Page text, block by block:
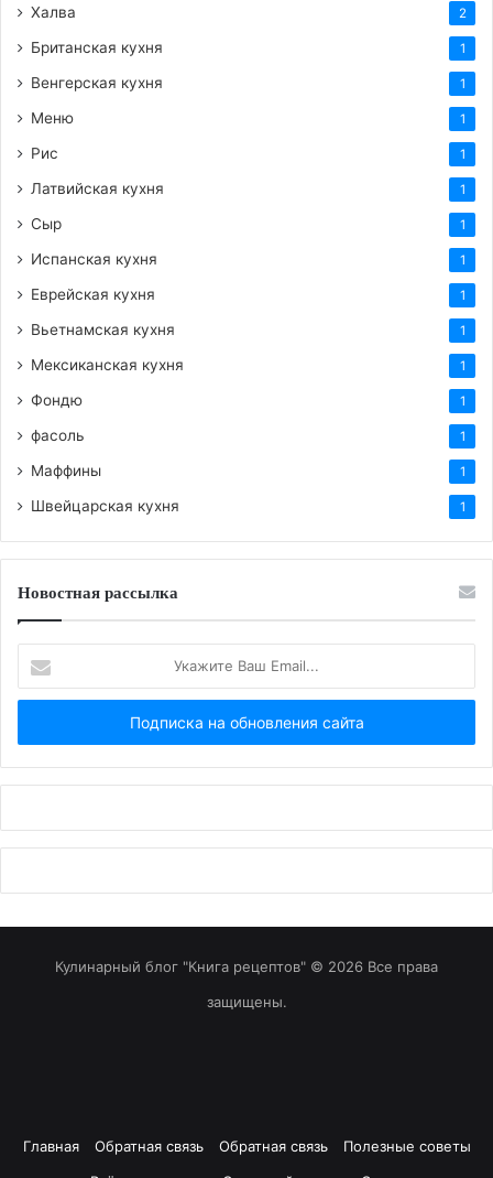
Халва 2
Британская кухня 1
Венгерская кухня 1
Меню 1
Рис 1
Латвийская кухня 1
Сыр 1
Испанская кухня 1
Еврейская кухня 1
Вьетнамская кухня 1
Мексиканская кухня 1
Фондю 1
фасоль 1
Маффины 1
Швейцарская кухня 1
Новостная рассылка
Ваш
Email...
Кулинарный блог "Книга рецептов" © 2026 Все права
защищены.
Главная Обратная связь Обратная связь
Полезные советы